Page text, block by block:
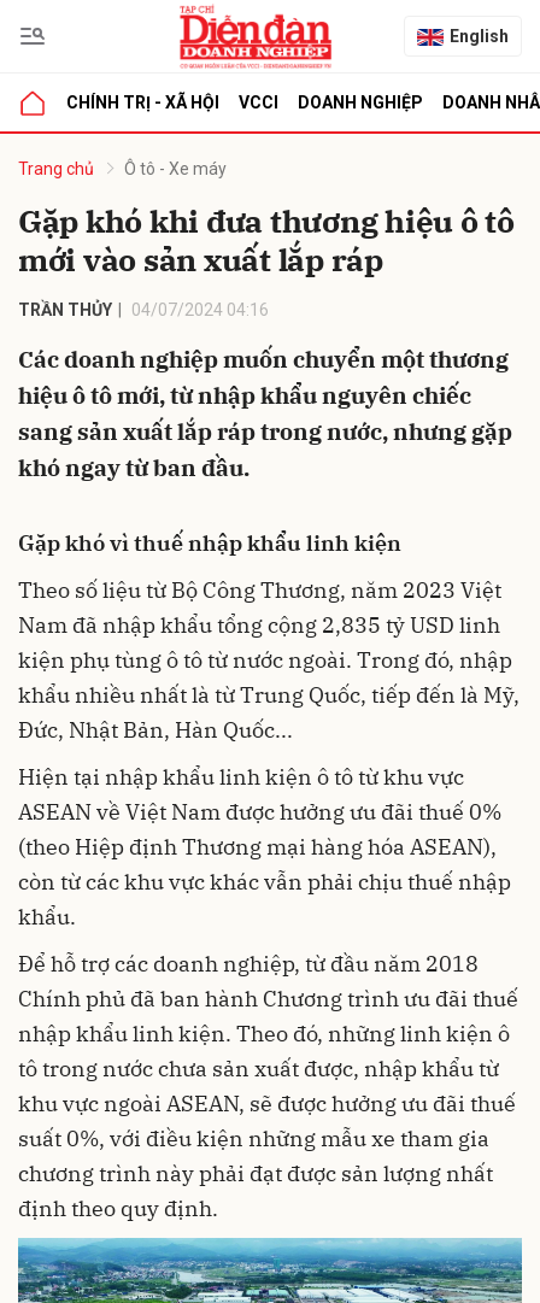
English
CHÍNH TRỊ - XÃ HỘI VCCI DOANH NGHIỆP DOANH
Trang chủ Ô tô - Xe máy
Gặp khó khi đưa thương hiệu ô tô
mới vào sản xuất lắp ráp
TRẦN THỦY 04/07/2024 04:16
Các doanh nghiệp muốn chuyển một thương
hiệu ô tô mới, từ nhập khẩu nguyên chiếc
sang sản xuất lắp ráp trong nước, nhưng gặp
khó ngay từ ban đầu.
Gặp khó vì thuế nhập khẩu linh kiện
Theo số liệu từ Bộ Công Thương, năm 2023 Việt
Nam đã nhập khẩu tổng cộng 2,835 tỷ USD linh
kiện phụ tùngô tôtừ nước ngoài. Trong đó, nhập
khẩu nhiều nhất là từ Trung Quốc, tiếp đến là Mỹ,
Đức, Nhật Bản, Hàn Quốc...
Hiện tại nhập khẩu linh kiện ô tô từ khu vực
ASEAN về Việt Nam được hưởng ưu đãi thuế 0%
(theo Hiệp định Thương mại hàng hóa ASEAN),
còn từ các khu vực khác vẫn phải chịu thuế nhập
khẩu.
Để hỗ trợ các doanh nghiệp, từ đầu năm 2018
Chính phủ đã ban hành Chương trình ưu đãi thuế
nhập khẩu linh kiện. Theo đó, những linh kiện ô
tô trong nước chưa sản xuất được, nhập khẩu từ
khu vực ngoài ASEAN, sẽ được hưởng ưu đãi thuế
suất 0%, với điều kiện những mẫu xe tham gia
chương trình này phải đạt được sản lượng nhất
định theo quy định.
luận
Hủy